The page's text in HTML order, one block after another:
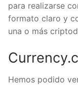
para realizarse
formato claro y
una o más
Hemos podido